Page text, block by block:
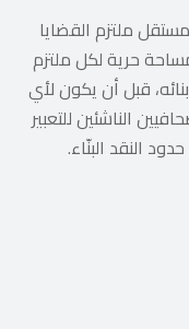
ملتزم القضايا
حرية لكل ملتزم
قبل أن يكون لأي
الناشئين للتعبير
النقد البنّاء.